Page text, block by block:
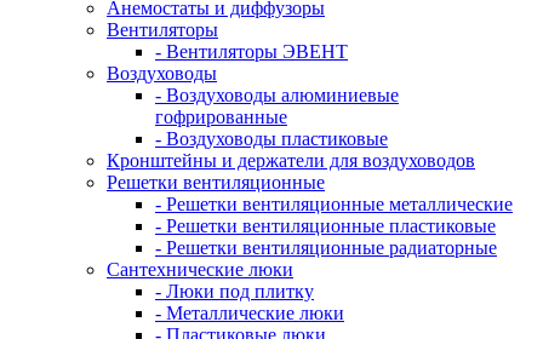
Анемостаты и диффузоры
Вентиляторы
- Вентиляторы ЭВЕНТ
Воздуховоды
- Воздуховоды алюминиевые
гофрированные
- Воздуховоды пластиковые
Кронштейны и держатели для воздуховодов
Решетки вентиляционные
- Решетки вентиляционные металлические
- Решетки вентиляционные пластиковые
- Решетки вентиляционные радиаторные
Сантехнические люки
- Люки под плитку
- Металлические люки
- Пластиковые люки